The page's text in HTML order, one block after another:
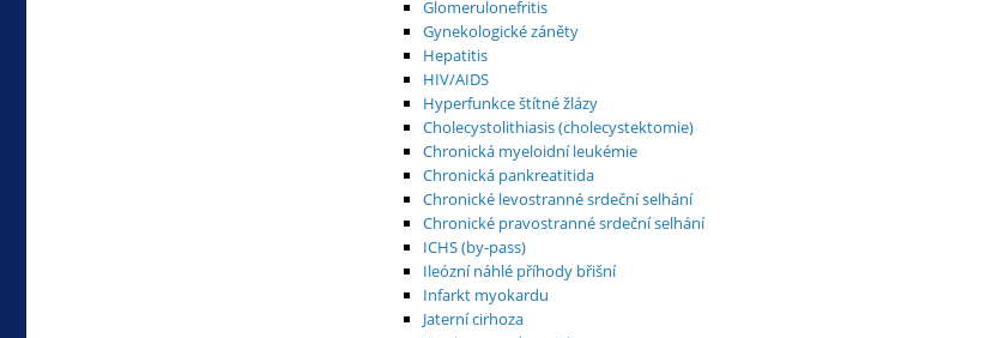
Glomerulonefritis
Gynekologické záněty
Hepatitis
HIV/AIDS
Hyperfunkce štítné žlázy
Cholecystolithiasis (cholecystektomie)
Chronická myeloidní leukémie
Chronická pankreatitida
Chronické levostranné srdeční selhání
Chronické pravostranné srdeční selhání
ICHS (by-pass)
Ileózní náhlé příhody břišní
Infarkt myokardu
Jaterní cirhoza